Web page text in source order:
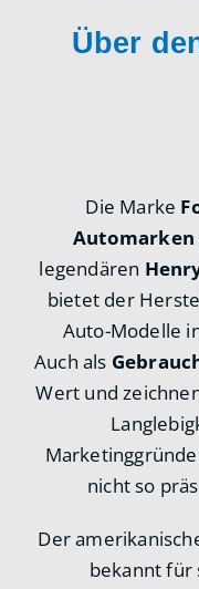
Über
Die Marke
Automarken
legendären
bietet der
Auto-Modelle
Auch als
Wert und
nicht so
Der
bekannt für